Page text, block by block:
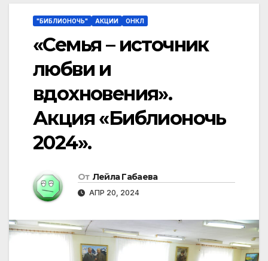
"БИБЛИОНОЧЬ" АКЦИИ ОНКЛ
«Семья – источник
любви и
вдохновения».
Акция «Библионочь
2024».
От Лейла Габаева
АПР 20, 2024